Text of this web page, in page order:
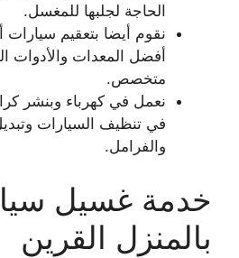
الحاجة لجلبها للمغسل.
نقوم أيضا بتعقيم سيارات
أفضل المعدات والأدوات
متخصص.
نعمل في كهرباء وبنشر
في تنظيف السيارات
والفرامل.
خدمة غسيل
بالمنزل القرين